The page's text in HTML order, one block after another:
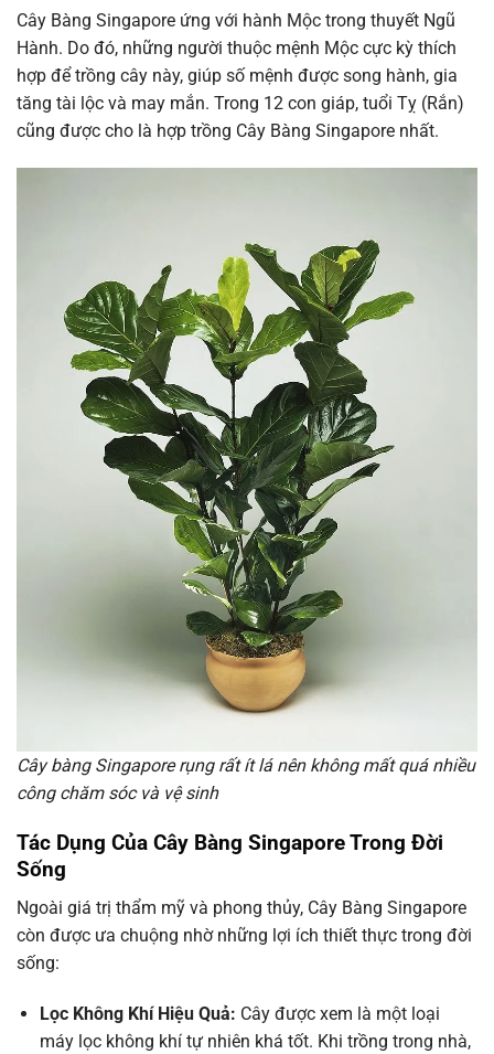
Cây Bàng Singapore ứng với hành Mộc trong thuyết Ngũ
Hành. Do đó, những người thuộc mệnh Mộc cực kỳ thích
hợp để trồng cây này, giúp số mệnh được song hành, gia
tăng tài lộc và may mắn. Trong 12 con giáp, tuổi Tỵ (Rắn)
cũng được cho là hợp trồng Cây Bàng Singapore nhất.
Cây bàng Singapore rụng rất ít lá nên không mất quá nhiều
công chăm sóc và vệ sinh
Tác Dụng Của Cây Bàng Singapore Trong Đời
Sống
Ngoài giá trị thẩm mỹ và phong thủy, Cây Bàng Singapore
còn được ưa chuộng nhờ những lợi ích thiết thực trong đời
sống:
Lọc Không Khí Hiệu Quả: Cây được xem là một loại
máy lọc không khí tự nhiên khá tốt. Khi trồng trong nhà,